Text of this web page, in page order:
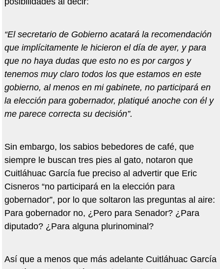
“El secretario de Gobierno acatará la recomendación
que implícitamente le hicieron el día de ayer, y para
que no haya dudas que esto no es por cargos y
tenemos muy claro todos los que estamos en este
gobierno, al menos en mi gabinete, no participará en
la elección para gobernador, platiqué anoche con él y
me parece correcta su decisión”.
Sin embargo, los sabios bebedores de café, que
siempre le buscan tres pies al gato, notaron que
Cuitláhuac García fue preciso al advertir que Eric
Cisneros “no participará en la elección para
gobernador”, por lo que soltaron las preguntas al aire:
Para gobernador no, ¿Pero para Senador? ¿Para
diputado? ¿Para alguna plurinominal?
Así que a menos que más adelante Cuitláhuac García